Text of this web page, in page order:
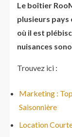
Le boîtier
plusieurs pays
où il est
nuisances
Trouvez ici :
Marketing :
Saisonnière
Location